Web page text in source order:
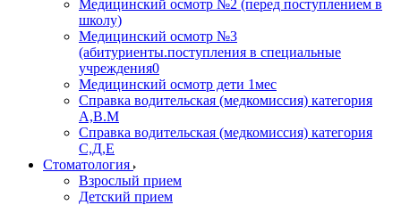
Медицинский осмотр №2 (перед поступлением в
школу)
Медицинский осмотр №3
(абитуриенты.поступления в специальные
учреждения0
Медицинский осмотр дети 1мес
Справка водительская (медкомиссия) категория
А,В.М
Справка водительская (медкомиссия) категория
С,Д,Е
Стоматология
Взрослый прием
Детский прием